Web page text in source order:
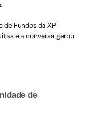
de Fundos da XP
e a conversa gerou
de